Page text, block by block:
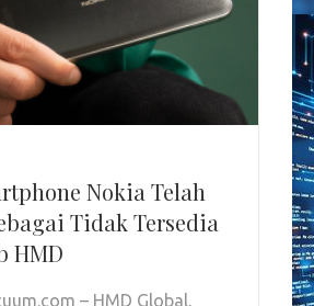
Nokia Telah
Tidak Tersedia
HMD
– HMD Global,